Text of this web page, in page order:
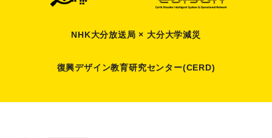
NHK大分放送局 × 大分大学減災
復興デザイン教育研究センター(CERD)